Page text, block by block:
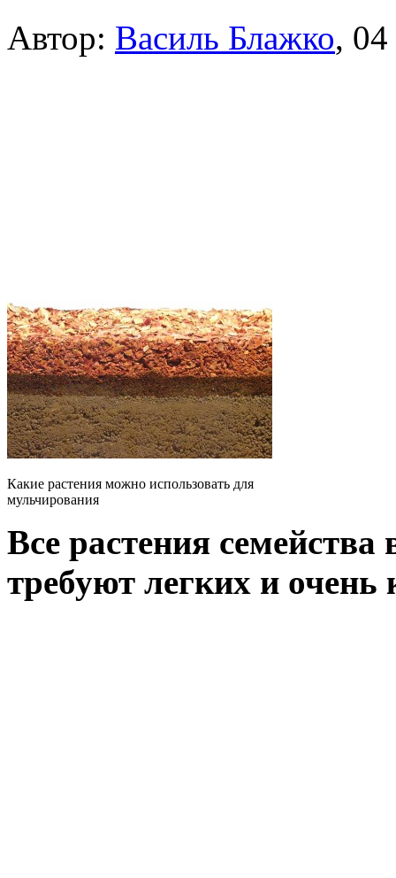
Автор: Василь Блажко,
Какие растения можно использовать для
мульчирования
Все растения семейства
требуют легких и